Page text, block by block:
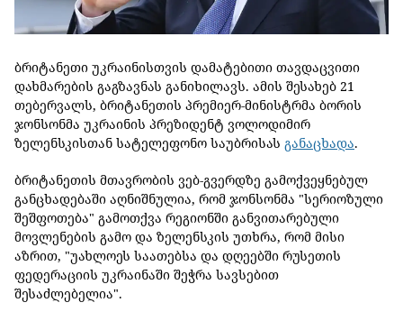
ბრიტანეთი უკრაინისთვის დამატებითი თავდაცვითი
დახმარების გაგზავნას განიხილავს. ამის შესახებ 21
თებერვალს, ბრიტანეთის პრემიერ-მინისტრმა ბორის
ჯონსონმა უკრაინის პრეზიდენტ ვოლოდიმირ
ზელენსკისთან სატელეფონო საუბრისას განაცხადა.
ბრიტანეთის მთავრობის ვებ-გვერდზე გამოქვეყნებულ
განცხადებაში აღნიშნულია, რომ ჯონსონმა "სერიოზული
შეშფოთება" გამოთქვა რეგიონში განვითარებული
მოვლენების გამო და ზელენსკის უთხრა, რომ მისი
აზრით, "უახლოეს საათებსა და დღეებში რუსეთის
ფედერაციის უკრაინაში შეჭრა სავსებით
შესაძლებელია".